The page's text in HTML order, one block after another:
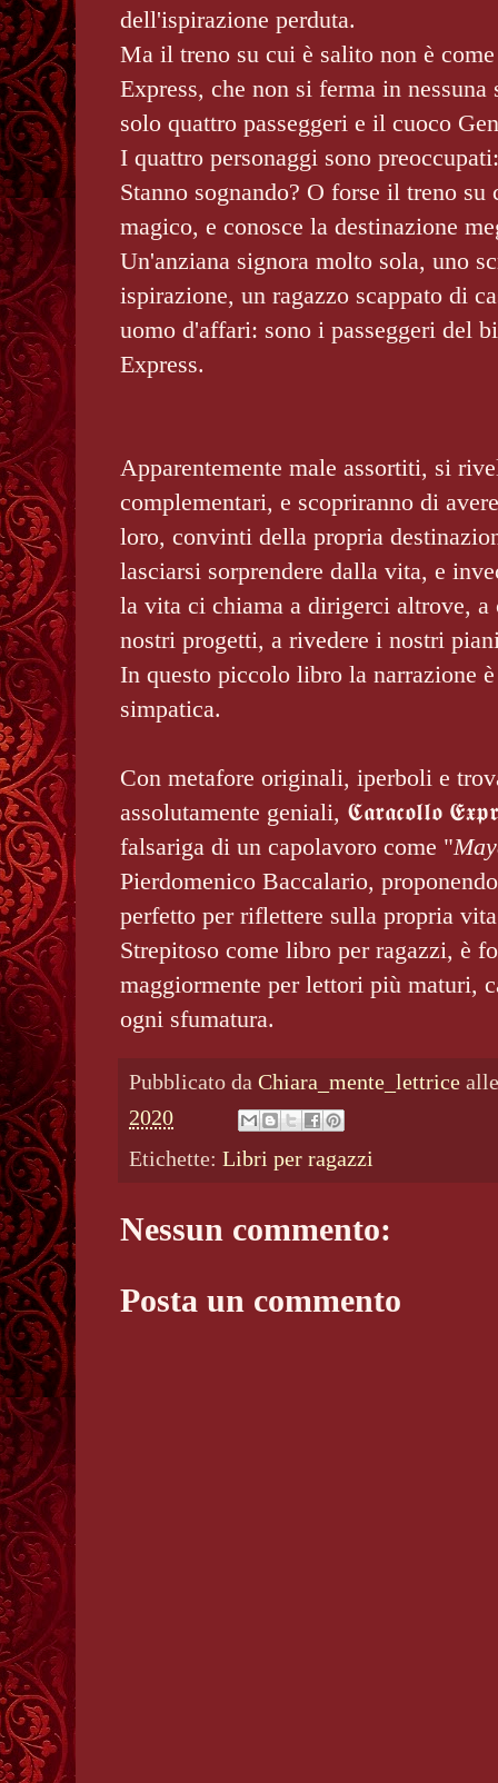
dell'ispirazione perduta.
Ma il treno su cui è salito non è
Express, che non si ferma in nessuna
solo quattro passeggeri e il cuoco
I quattro personaggi sono
Stanno sognando? O forse il treno su
magico, e conosce la destinazione
Un'anziana signora molto sola, uno
ispirazione, un ragazzo scappato di
uomo d'affari: sono i passeggeri del
Express.
Apparentemente male assortiti, si
complementari, e scopriranno di
loro, convinti della propria
lasciarsi sorprendere dalla vita, e
la vita ci chiama a dirigerci altrove, a
nostri progetti, a rivedere i nostri
In questo piccolo libro la narrazione
simpatica.
Con metafore originali, iperboli e
assolutamente geniali, 𝕮𝖆𝖗𝖆𝖈𝖔𝖑𝖑𝖔
falsariga di un capolavoro come "
Pierdomenico Baccalario,
perfetto per riflettere sulla propria
Strepitoso come libro per ragazzi, è
maggiormente per lettori più maturi,
ogni sfumatura.
Pubblicato da Chiara_mente_lettrice
2020
Etichette: Libri per ragazzi
Nessun commento:
Posta un commento